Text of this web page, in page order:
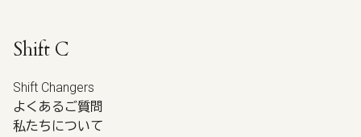
Shift C
Shift Changers
よくあるご質問
私たちについて